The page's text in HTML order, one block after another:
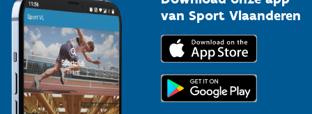
van Sport Vlaanderen